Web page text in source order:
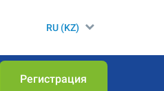
RU (KZ)
Регистрация